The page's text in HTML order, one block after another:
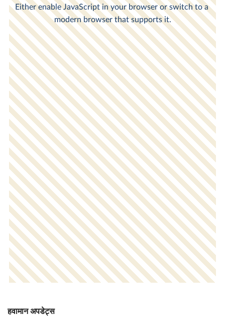
हवामान अपडेट्स